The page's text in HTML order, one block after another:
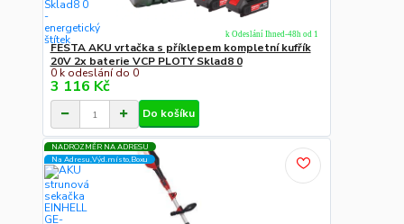
FESTA AKU vrtačka s příklepem kompletní kufřík
20V 2x baterie VCP PLOTY Sklad8 0
0 k odeslání do 0
3 116 Kč
k Odeslání Ihned-48h od 1
Do košíku
NADROZMĚR NA ADRESU
Na Adresu,Výd.místo,Boxu